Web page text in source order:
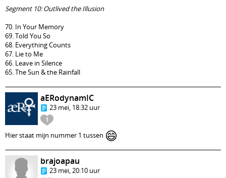
Segment 10: Outlived the Illusion
70. In Your Memory
69. Told You So
68. Everything Counts
67. Lie to Me
66. Leave in Silence
65. The Sun & the Rainfall
1
aERodynamIC
23 mei, 18:32 uur
Hier staat mijn nummer 1 tussen 😄
brajoapau
23 mei, 20:10 uur